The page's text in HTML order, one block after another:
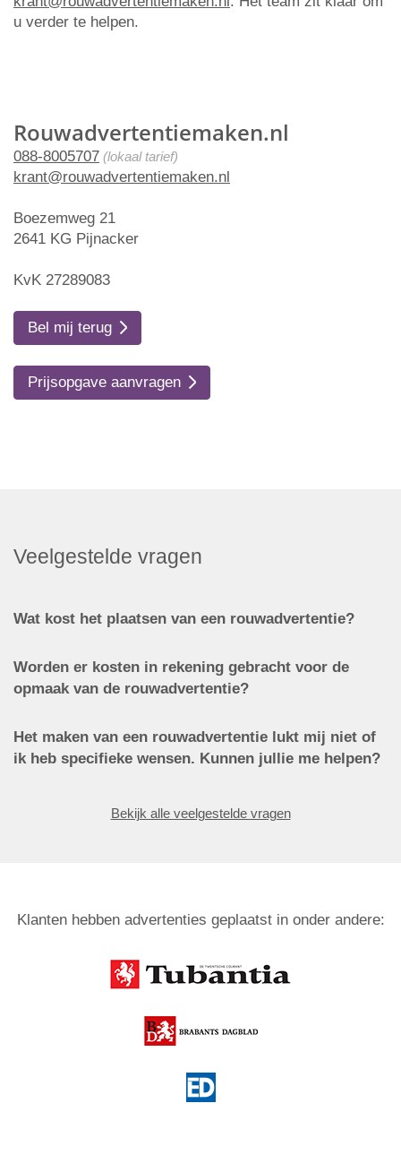
Rouwadvertentiemaken.nl
088-8005707 (lokaal tarief)
krant@rouwadvertentiemaken.nl
Boezemweg 21
2641 KG Pijnacker
KvK 27289083
Bel mij terug
Prijsopgave aanvragen
u verder te helpen.
Veelgestelde vragen
Wat kost het plaatsen van een rouwadvertentie?
Worden er kosten in rekening gebracht voor de
opmaak van de rouwadvertentie?
Het maken van een rouwadvertentie lukt mij niet of
ik heb specifieke wensen. Kunnen jullie me helpen?
Bekijk alle veelgestelde vragen
Klanten hebben advertenties geplaatst in onder andere: